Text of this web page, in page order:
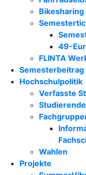
Bikesharing
49-
FLINTA
Semesterbeitrag
Hochschulpolitik
Verfasste
Wahlen
Projekte